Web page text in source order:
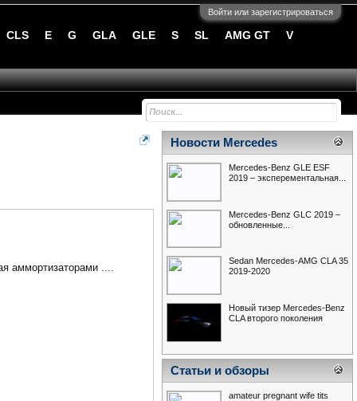
Войти или зарегистрироваться
аммортизаторами ....
Новости Mercedes
Mercedes-Benz GLE ESF
2019 – эксперементальная...
Mercedes-Benz GLC 2019 –
обновленные...
Sedan Mercedes-AMG CLA 35
2019-2020
Новый тизер Mercedes-Benz
CLA второго поколения
Статьи и обзоры
amateur pregnant wife tits
CLS E G GLA GLE S SL AMG GT V